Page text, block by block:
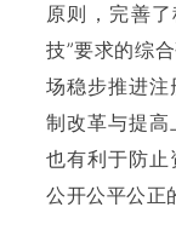
原则，完善
技”要求的综
场稳步推进注
制改革与提高
也有利于防止
公开公平公正